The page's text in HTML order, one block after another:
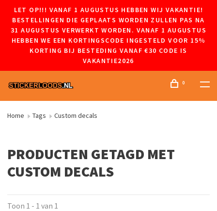
LET OP!!! VANAF 1 AUGUSTUS HEBBEN WIJ VAKANTIE!
BESTELLINGEN DIE GEPLAATS WORDEN ZULLEN PAS NA
31 AUGUSTUS VERWERKT WORDEN. VANAF 1 AUGUSTUS
HEBBEN WE EEN KORTINGSCODE INGESTELD VOOR 15%
KORTING BIJ BESTEDING VANAF €30 CODE IS
VAKANTIE2026
0
Home Tags Custom decals
PRODUCTEN GETAGD MET
CUSTOM DECALS
Toon 1 - 1 van 1